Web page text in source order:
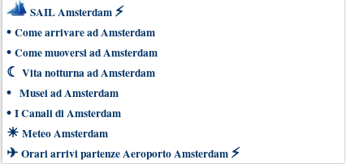
SAIL Amsterdam ⚡
• Come arrivare ad Amsterdam
• Come muoversi ad Amsterdam
☾ Vita notturna ad Amsterdam
• Musei ad Amsterdam
• I Canali di Amsterdam
☀ Meteo Amsterdam
✈ Orari arrivi partenze Aeroporto Amsterdam ⚡